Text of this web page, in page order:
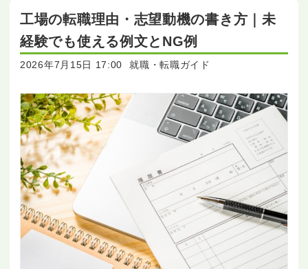
工場の転職理由・志望動機の書き方｜未
経験でも使える例文とNG例
2026年7月15日 17:00 就職・転職ガイド